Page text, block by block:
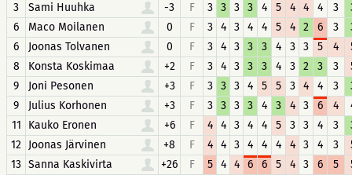
3
Sami Huuhka -3 F 3 3 3 3 4 5 4 4 4 3
6
Maco Moilanen 0 F 3 4 3 4 4 5 4 2 6 3
6
Joonas Tolvanen 0 F 3 4 3 3 3 4 3 3 5 4
8
Konsta Koskimaa +2 F 3 4 3 3 3 4 3 2 3 3
9
Joni Pesonen +3 F 3 3 3 4 5 5 3 4 4 3
9
Julius Korhonen +3 F 3 3 3 3 4 3 4 3 6 4
11
Kauko Eronen +6 F 4 4 3 4 4 5 3 3 4 3
12 Joonas Järvinen +8 F 4 4 3 4 4 4 4 3 4 3
13 Sanna Kaskivirta +26 F 5 4 4 6 6 5 4 3 6 5